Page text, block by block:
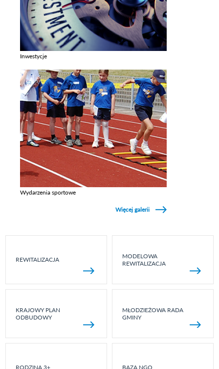
Inwestycje
Wydarzenia sportowe
Więcej galerii
REWITALIZACJA
MODELOWA
REWITALIZACJA
KRAJOWY PLAN
ODBUDOWY
MŁODZIEŻOWA RADA
GMINY
RODZINA 3+ BAZA NGO